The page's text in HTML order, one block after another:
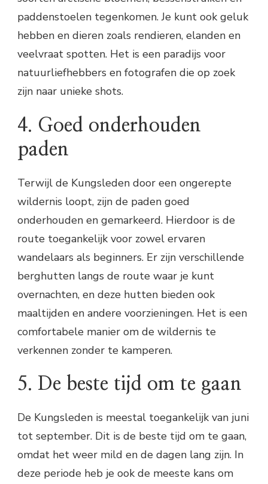
paddenstoelen tegenkomen. Je kunt ook geluk
hebben en dieren zoals rendieren, elanden en
veelvraat spotten. Het is een paradijs voor
natuurliefhebbers en fotografen die op zoek
zijn naar unieke shots.
4. Goed onderhouden
paden
Terwijl de Kungsleden door een ongerepte
wildernis loopt, zijn de paden goed
onderhouden en gemarkeerd. Hierdoor is de
route toegankelijk voor zowel ervaren
wandelaars als beginners. Er zijn verschillende
berghutten langs de route waar je kunt
overnachten, en deze hutten bieden ook
maaltijden en andere voorzieningen. Het is een
comfortabele manier om de wildernis te
verkennen zonder te kamperen.
5. De beste tijd om te gaan
De Kungsleden is meestal toegankelijk van juni
tot september. Dit is de beste tijd om te gaan,
omdat het weer mild en de dagen lang zijn. In
deze periode heb je ook de meeste kans om